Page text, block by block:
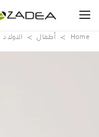
Home ‏أطفال الاولاد